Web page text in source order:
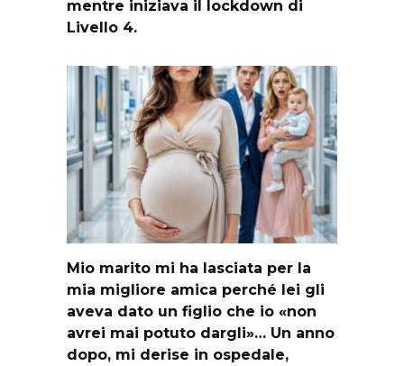
mentre iniziava il lockdown di
Livello 4.
Mio marito mi ha lasciata per la
mia migliore amica perché lei gli
aveva dato un figlio che io «non
avrei mai potuto dargli»… Un anno
dopo, mi derise in ospedale,